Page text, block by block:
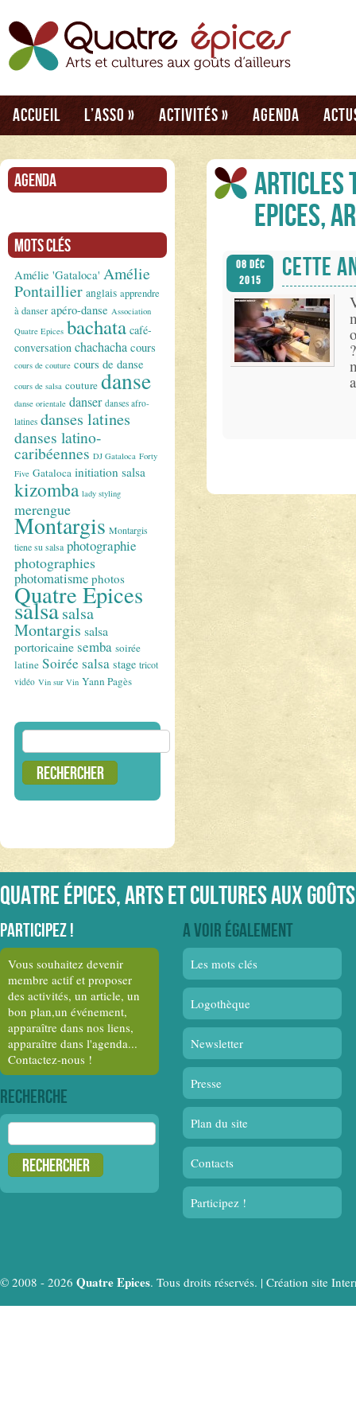
Accueil L’asso » Activités » Agenda
Agenda
Mots clés
Amélie 'Gataloca' Amélie
Pontaillier anglais apprendre
à danser apéro-danse Association
Quatre Epices bachata café-
conversation chachacha cours
cours de couture cours de danse
cours de salsa couture danse
danse orientale danser danses afro-
latines danses latines
danses latino-
caribéennes DJ Gataloca Forty
Five Gataloca initiation salsa
kizomba lady styling
merengue
Montargis Montargis
tiene su salsa photographie
photographies
photomatisme photos
Quatre Epices
salsasalsa
Montargis salsa
portoricainesemba soirée
latine Soirée salsa stage tricot
vidéo Vin sur Vin Yann Pagès
Rechercher :
Articles
Epices,
CETTE
08 Déc
2015
Quatre épices, arts et cultures aux
Participez !
Vous souhaitez devenir
membre actif et proposer
des activités, un article, un
bon plan,un événement,
apparaître dans nos liens,
apparaître dans l'agenda...
Contactez-nous !
Recherche
Rechercher :
A voir également
Les mots clés
Logothèque
Newsletter
Presse
Plan du site
Contacts
Participez !
© 2008 - 2026 Quatre Epices. Tous droits réservés. | Création site